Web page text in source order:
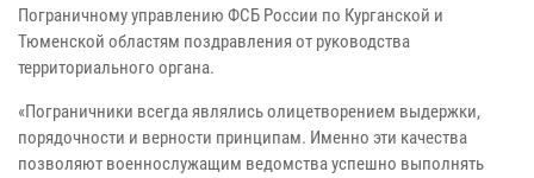
Пограничному управлению ФСБ России по Курганской и
Тюменской областям поздравления от руководства
территориального органа.
«Пограничники всегда являлись олицетворением выдержки,
порядочности и верности принципам. Именно эти качества
позволяют военнослужащим ведомства успешно выполнять